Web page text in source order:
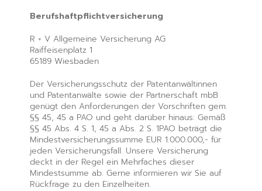
Berufshaftpflichtversicherung
R + V Allgemeine Versicherung AG
Raiffeisenplatz 1
65189 Wiesbaden
Der Versicherungsschutz der Patentanwältinnen
und Patentanwälte sowie der Partnerschaft mbB
genügt den Anforderungen der Vorschriften gem.
§§ 45, 45 a PAO und geht darüber hinaus: Gemäß
§§ 45 Abs. 4 S. 1, 45 a Abs. 2 S. 1PAO beträgt die
Mindestversicherungssumme EUR 1.000.000,- für
jeden Versicherungsfall. Unsere Versicherung
deckt in der Regel ein Mehrfaches dieser
Mindestsumme ab. Gerne informieren wir Sie auf
Rückfrage zu den Einzelheiten.